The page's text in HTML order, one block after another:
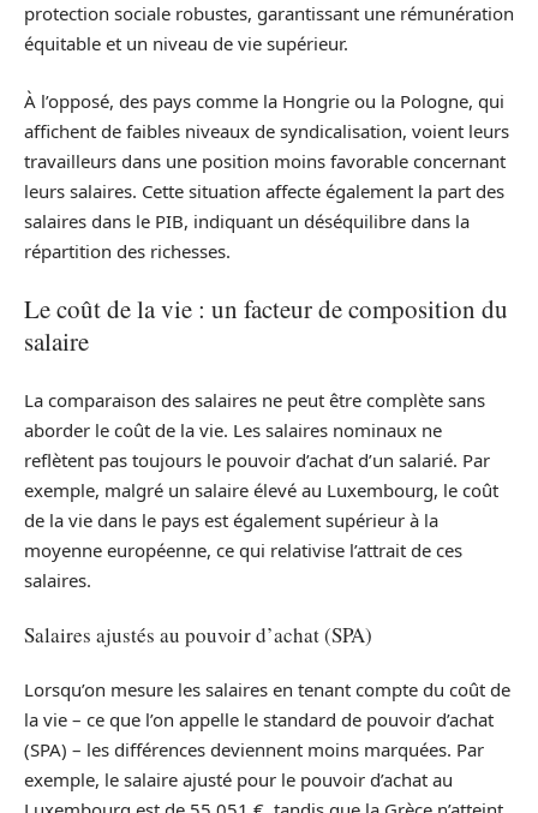
protection sociale robustes, garantissant une rémunération
équitable et un niveau de vie supérieur.
À l’opposé, des pays comme la Hongrie ou la Pologne, qui
affichent de faibles niveaux de syndicalisation, voient leurs
travailleurs dans une position moins favorable concernant
leurs salaires. Cette situation affecte également la part des
salaires dans le PIB, indiquant un déséquilibre dans la
répartition des richesses.
Le coût de la vie : un facteur de composition du
salaire
La comparaison des salaires ne peut être complète sans
aborder le coût de la vie. Les salaires nominaux ne
reflètent pas toujours le pouvoir d’achat d’un salarié. Par
exemple, malgré un salaire élevé au Luxembourg, le coût
de la vie dans le pays est également supérieur à la
moyenne européenne, ce qui relativise l’attrait de ces
salaires.
Salaires ajustés au pouvoir d’achat (SPA)
Lorsqu’on mesure les salaires en tenant compte du coût de
la vie – ce que l’on appelle le standard de pouvoir d’achat
(SPA) – les différences deviennent moins marquées. Par
exemple, le salaire ajusté pour le pouvoir d’achat au